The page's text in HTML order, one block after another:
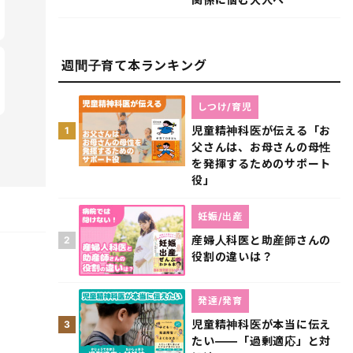
週間子育て本ランキング
1
児童精神科医が伝える「お
父さんは、お母さんの母性
を発揮するためのサポート
役」
しつけ/育児
2
産婦人科医と助産師さんの
役割の違いは？
妊娠/出産
3
児童精神科医が本当に伝え
たい――「過剰適応」と対
発達/発育